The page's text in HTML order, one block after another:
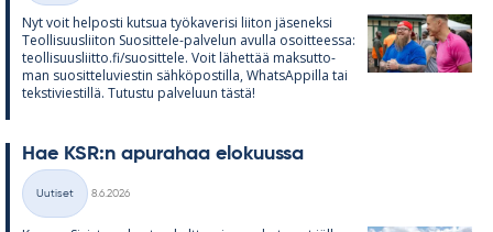
Nyt voit hel­posti kut­sua työ­ka­ve­risi lii­ton jä­se­neksi
Teol­li­suus­lii­ton Suo­sit­tele-pal­ve­lun avulla osoit­teessa:
teol­li­suus­liitto.fi/suo­sit­tele. Voit lä­het­tää mak­sut­to­
man suo­sit­te­lu­vies­tin säh­kö­pos­tilla, What­sAp­pilla tai
teks­ti­vies­tillä. Tu­tustu pal­ve­luun tästä!
Hae KSR:n apu­ra­haa elo­kuussa
Kategoriat
Uutiset
8.6.2026